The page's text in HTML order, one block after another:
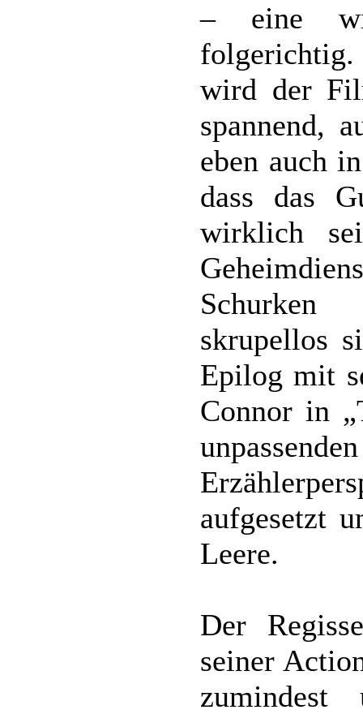
– eine
wird der
spannend,
eben auch
dass das
wirklich
Schurken
skrupellos
Epilog mit
Connor in
aufgesetzt
Leere.
Der
seiner